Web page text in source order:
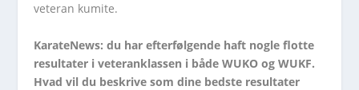
veteran kumite.
KarateNews: du har efterfølgende haft nogle flotte
resultater i veteranklassen i både WUKO og WUKF.
Hvad vil du beskrive som dine bedste resultater